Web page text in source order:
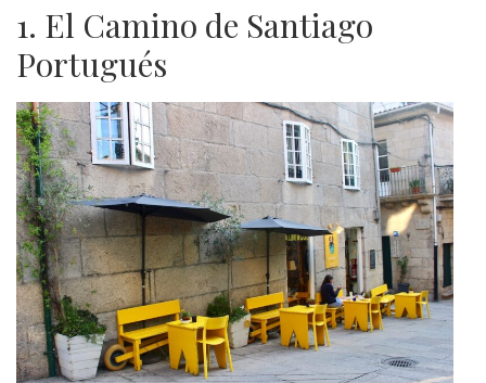
1. El Camino de Santiago
Portugués